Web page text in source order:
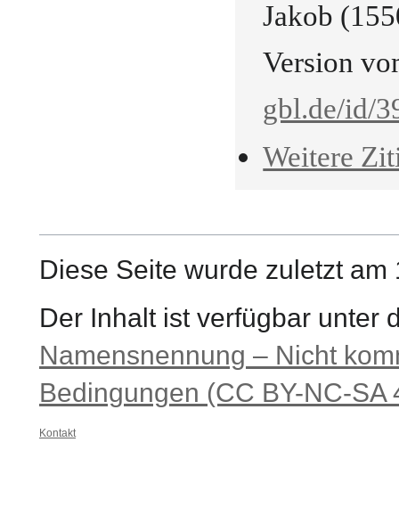
Jakob
Version
gbl.de/id/
Weitere
Diese Seite wurde zuletzt
Der Inhalt ist verfügbar unter
Namensnennung – Nicht
Bedingungen (CC BY-NC-SA
Kontakt